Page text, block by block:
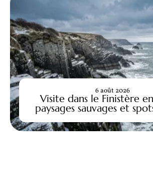
Visite dans le Finistère
paysages sauvages et
6 août 2026